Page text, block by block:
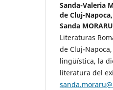
Sanda-Valeria
de Cluj-
Sanda MORARU
Literaturas
de Cluj-
lingüística, la
literatura del